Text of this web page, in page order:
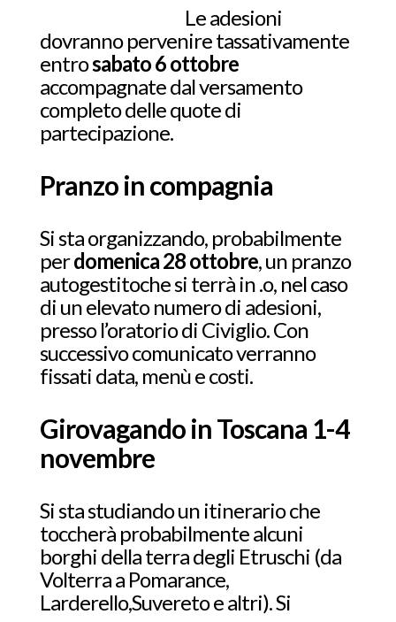
Le adesioni
dovranno pervenire tassativamente
entrosabato 6 ottobre
accompagnate dal versamento
completo delle quote di
partecipazione.
Pranzo in compagnia
Si sta organizzando, probabilmente
perdomenica 28 ottobre, un pranzo
autogestitoche si terrà in .o, nel caso
di un elevato numero di adesioni,
presso l’oratorio di Civiglio. Con
successivo comunicato verranno
fissati data, menù e costi.
Girovagando in Toscana 1-4
novembre
Si sta studiando un itinerario che
toccherà probabilmente alcuni
borghi della terra degli Etruschi (da
Volterra a Pomarance,
Larderello,Suvereto e altri). Si